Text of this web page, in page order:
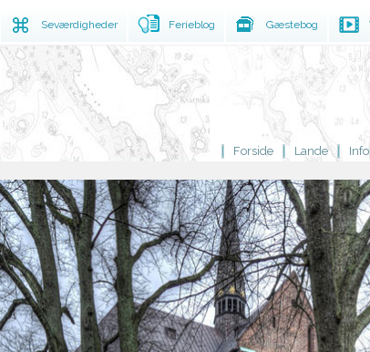
Forside Lande
Seværdigheder Ferieblog Gæstebog